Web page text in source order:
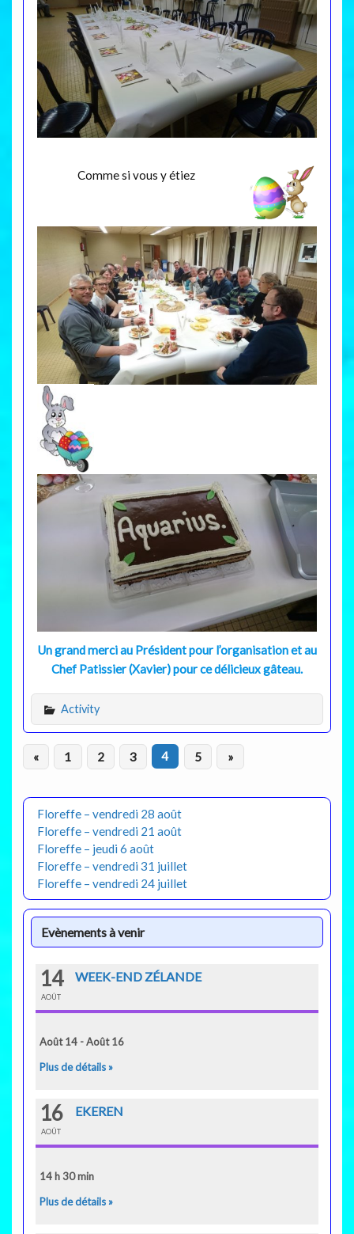
Comme si vous y étiez
Un grand merci au Président pour l’organisation et au
Chef Patissier (Xavier) pour ce délicieux gâteau.
Activity
« 1 2 3 4 5 »
Floreffe – vendredi 28 août
Floreffe – vendredi 21 août
Floreffe – jeudi 6 août
Floreffe – vendredi 31 juillet
Floreffe – vendredi 24 juillet
Evènements à venir
14
AOÛT
WEEK-END ZÉLANDE
Août 14 - Août 16
Plus de détails »
16
AOÛT
EKEREN
14 h 30 min
Plus de détails »